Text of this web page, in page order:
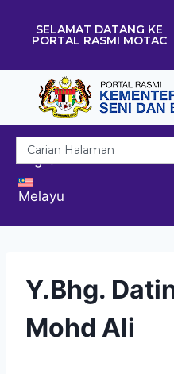
SELAMAT DATANG KE
PORTAL RASMI MOTAC
English
Melayu
Y.Bhg.
Mohd Ali